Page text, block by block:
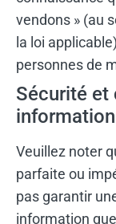
vendons » (au
la loi
personnes de
Sécurité et
Veuillez noter
parfaite ou
pas garantir
information